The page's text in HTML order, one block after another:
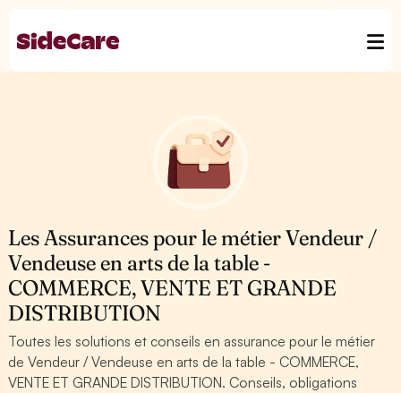
Les Assurances pour le métier Vendeur /
Vendeuse en arts de la table -
COMMERCE, VENTE ET GRANDE
DISTRIBUTION
Toutes les solutions et conseils en assurance pour le métier
de Vendeur / Vendeuse en arts de la table - COMMERCE,
VENTE ET GRANDE DISTRIBUTION. Conseils, obligations